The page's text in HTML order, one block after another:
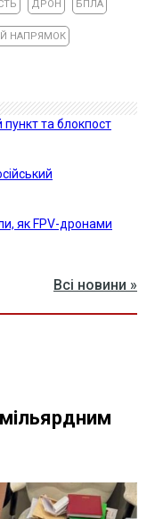
ДРОН БПЛА
НАПРЯМОК
та блокпост
як FPV-дронами
Всі новини »